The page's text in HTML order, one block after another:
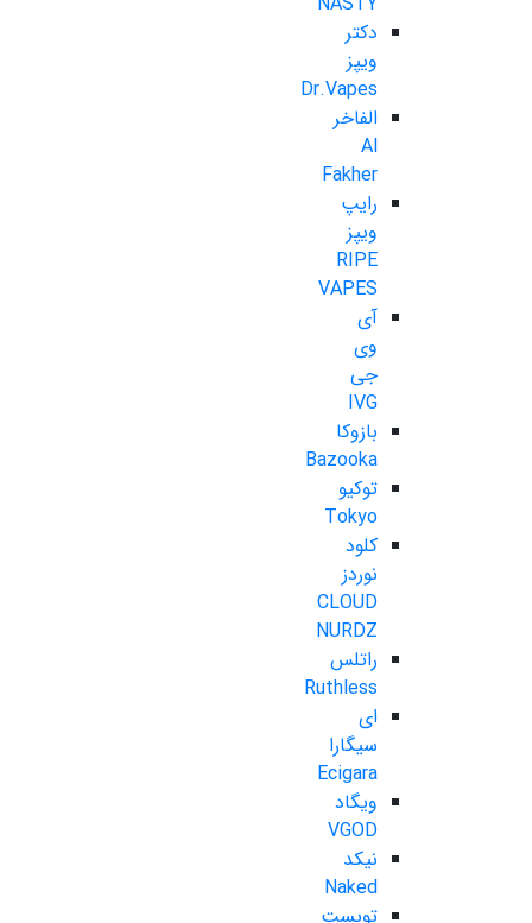
دکتر
ویپز
Dr.Vapes
الفاخر
Al
Fakher
رایپ
ویپز
RIPE
VAPES
آی
وی
جی
IVG
بازوکا
Bazooka
توکیو
Tokyo
کلود
نوردز
CLOUD
NURDZ
راتلس
Ruthless
ای
سیگارا
Ecigara
ویگاد
VGOD
نیکد
Naked
تویست